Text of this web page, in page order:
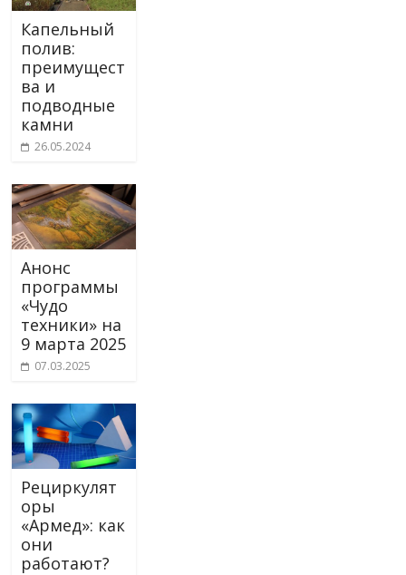
Капельный
полив:
преимущест
ва и
подводные
камни
26.05.2024
Анонс
программы
«Чудо
техники» на
9 марта 2025
07.03.2025
Рециркулят
оры
«Армед»: как
они
работают?